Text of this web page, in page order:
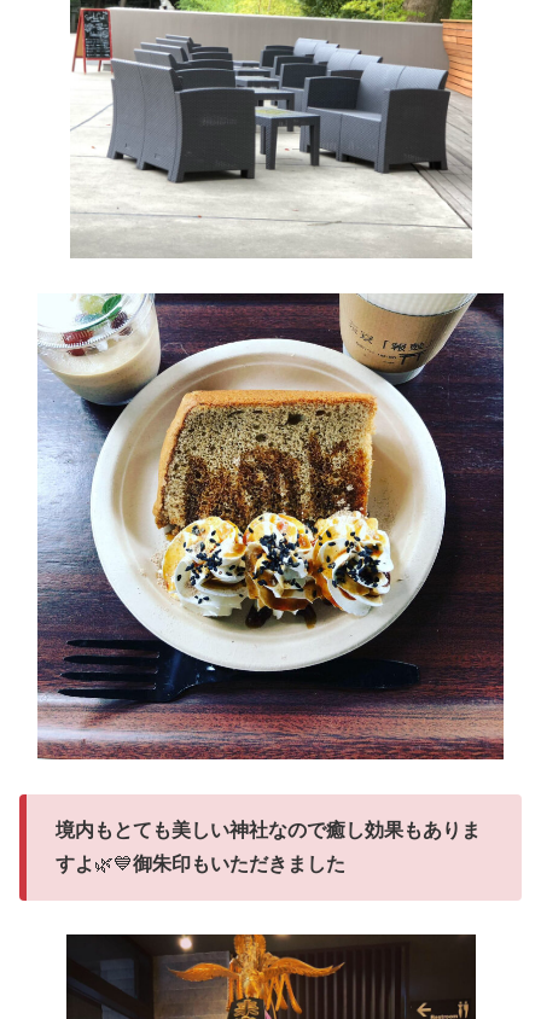
境内もとても美しい神社なので癒し効果もありま
すよ 🌿💙御朱印もいただきました